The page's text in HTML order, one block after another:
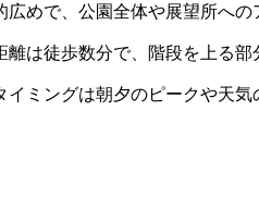
広めで、公園全体や展望所へ
離は徒歩数分で、階段を上る
イミングは朝夕のピークや天